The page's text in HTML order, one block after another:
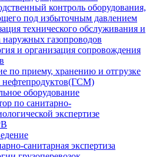
контроль оборудования,
под избыточным давлением
технического обслуживания и
наружных газопроводов
и организация сопровождения
по приему, хранению и отгрузке
нефтепродуктов(ГСМ)
оборудование
по санитарно-
экспертизе
санитарная экспертиза